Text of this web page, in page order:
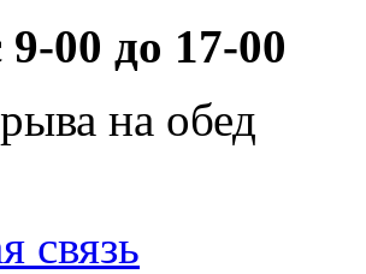
00 до 17-00
на обед
связь